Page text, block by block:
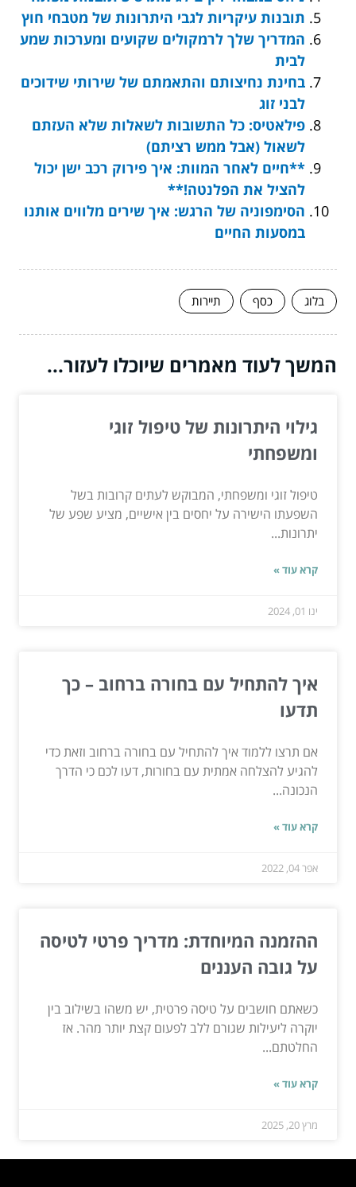
תובנות עיקריות לגבי היתרונות של מטבחי חוץ
המדריך שלך לרמקולים שקועים ומערכות שמע
לבית
בחינת נחיצותם והתאמתם של שירותי שידוכים
לבני זוג
פילאטיס: כל התשובות לשאלות שלא העזתם
לשאול (אבל ממש רציתם)
**חיים לאחר המוות: איך פירוק רכב ישן יכול
להציל את הפלנטה!**
הסימפוניה של הרגש: איך שירים מלווים אותנו
במסעות החיים
בלוג כסף תיירות
המשך לעוד מאמרים שיוכלו לעזור...
גילוי היתרונות של טיפול זוגי
ומשפחתי
טיפול זוגי ומשפחתי, המבוקש לעתים קרובות בשל
השפעתו הישירה על יחסים בין אישיים, מציע שפע של
יתרונות...
קרא עוד »
ינו 01, 2024
איך להתחיל עם בחורה ברחוב – כך
תדעו
אם תרצו ללמוד איך להתחיל עם בחורה ברחוב וזאת כדי
להגיע להצלחה אמתית עם בחורות, דעו לכם כי הדרך
הנכונה...
קרא עוד »
אפר 04, 2022
ההזמנה המיוחדת: מדריך פרטי לטיסה
על גובה העננים
כשאתם חושבים על טיסה פרטית, יש משהו בשילוב בין
יוקרה ליעילות שגורם ללב לפעום קצת יותר מהר. אז
החלטתם...
קרא עוד »
מרץ 20, 2025